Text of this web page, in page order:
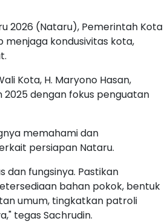
2026 (Nataru), Pemerintah Kota
kondusivitas kota,
Kota, H. Maryono Hasan,
dengan fokus penguatan
memahami dan
persiapan Nataru.
dan fungsinya. Pastikan
bahan pokok, bentuk
umum, tingkatkan patroli
tegas Sachrudin.